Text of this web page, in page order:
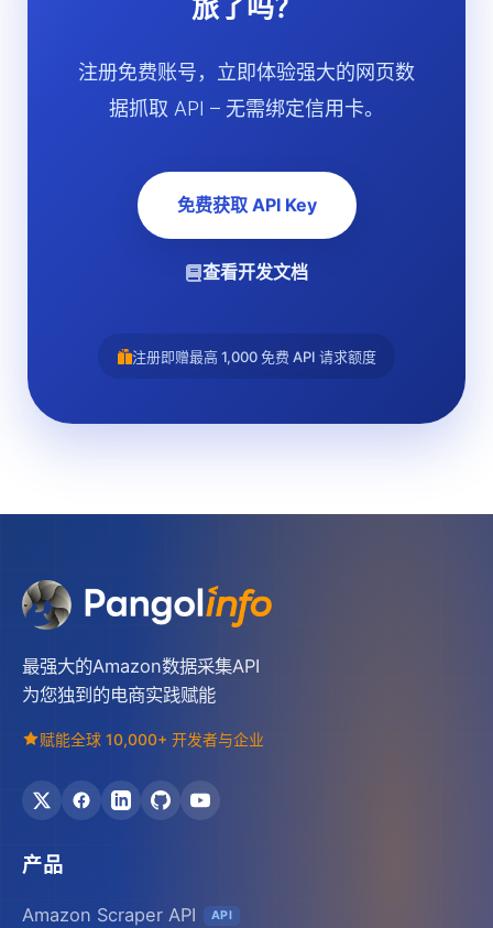
旅了吗？
注册免费账号，立即体验强大的网页数
据抓取 API – 无需绑定信用卡。
免费获取 API Key
查看开发文档
注册即赠最高 1,000 免费 API 请求额度
最强大的Amazon数据采集API
为您独到的电商实践赋能
赋能全球 10,000+ 开发者与企业
产品
Amazon Scraper API API